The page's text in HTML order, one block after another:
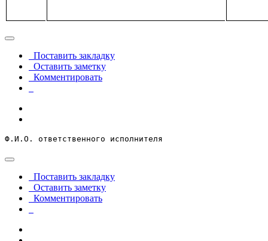
Поставить закладку
Оставить заметку
Комментировать
Ф.И.О. ответственного исполнителя
Поставить закладку
Оставить заметку
Комментировать